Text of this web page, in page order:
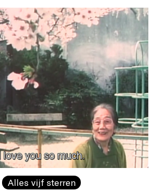
Alles vijf sterren